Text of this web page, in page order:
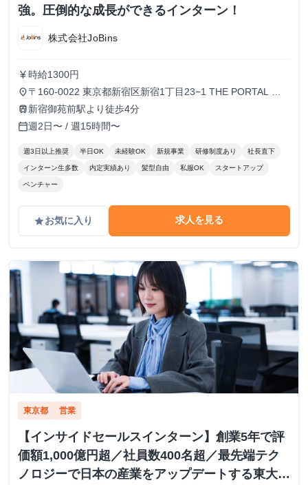
強。圧倒的な成長ができるインターン！
株式会社JoBins
currency_yen 時給1300円
place 〒160-0022 東京都新宿区新宿1丁目23−1 THE PORTAL 新
宿御苑10F
train 新宿御苑前駅より徒歩4分
calendar_today週2日〜 / 週15時間〜
週3日以上推奨 半日OK 未経験OK 新規事業 研修制度あり 社長直下
インターン生多数 内定実績あり 髪型自由 私服OK スタートアップ
ベンチャー
gradeお気に入り 求人を見る
東京都 営業
【インサイドセールスインターン】創業5年で評
価額1,000億円超／社員数400名超／最先端テク
ノロジーで日本の産業をアップデートする東大発